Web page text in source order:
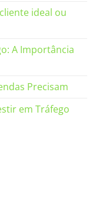
ideal ou
A Importância
Precisam
em Tráfego